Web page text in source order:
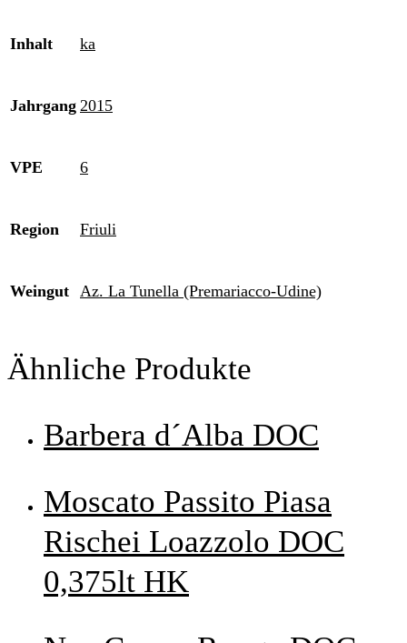
Inhalt ka
Jahrgang 2015
VPE 6
Region Friuli
Weingut Az. La Tunella (Premariacco-Udine)
Ähnliche Produkte
Barbera d´Alba DOC
Moscato Passito Piasa
Rischei Loazzolo DOC
0,375lt HK